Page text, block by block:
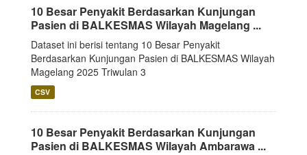
10 Besar Penyakit Berdasarkan Kunjungan
Pasien di BALKESMAS Wilayah Magelang ...
Dataset ini berisi tentang 10 Besar Penyakit
Berdasarkan Kunjungan Pasien di BALKESMAS Wilayah
Magelang 2025 Triwulan 3
CSV
10 Besar Penyakit Berdasarkan Kunjungan
Pasien di BALKESMAS Wilayah Ambarawa ...